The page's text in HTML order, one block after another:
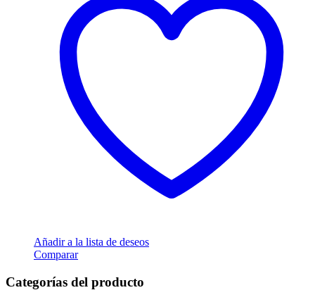
Añadir a la lista de deseos
Comparar
Categorías del producto